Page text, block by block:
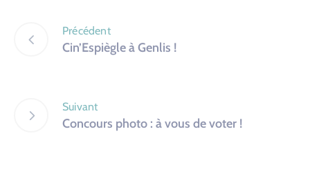
Précédent
Cin’Espiègle à Genlis !
Suivant
Concours photo : à vous de voter !